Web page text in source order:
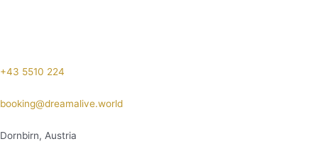
+43 5510 224
booking@dreamalive.world
Dornbirn, Austria